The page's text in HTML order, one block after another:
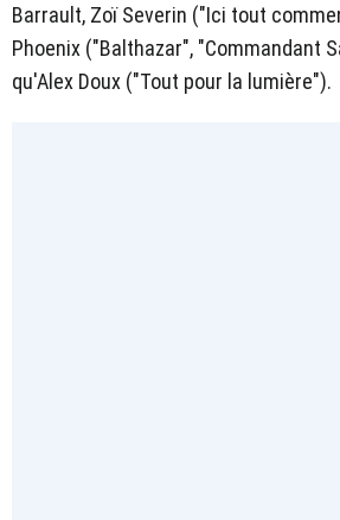
Barrault, Zoï Severin ("Ici tout
Phoenix ("Balthazar", "Commandant
qu'Alex Doux ("Tout pour la lumière").